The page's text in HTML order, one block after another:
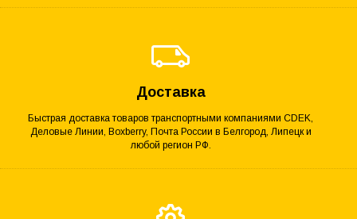
Доставка
Быстрая доставка товаров транспортными компаниями CDEK,
Деловые Линии, Boxberry, Почта России в Белгород, Липецк и
любой регион РФ.